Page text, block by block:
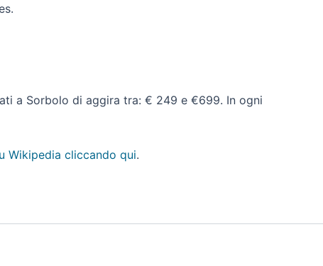
a Sorbolo di aggira tra: € 249 e €699. In ogni
Wikipedia cliccando qui.